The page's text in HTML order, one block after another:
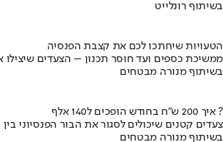
בשיתוף רונלייט
הטעויות שיחתכו לכם את קצבת הפנסיה
ממשיכת כספים ועד חוסר תכנון – הצעדים
בשיתוף מנורה מבטחים
איך 200 ש"ח בחודש הופכים ל140 אלף ?
צעדים קטנים שיכולים לסגור את הבור הפנסיוני בין
בשיתוף מנורה מבטחים